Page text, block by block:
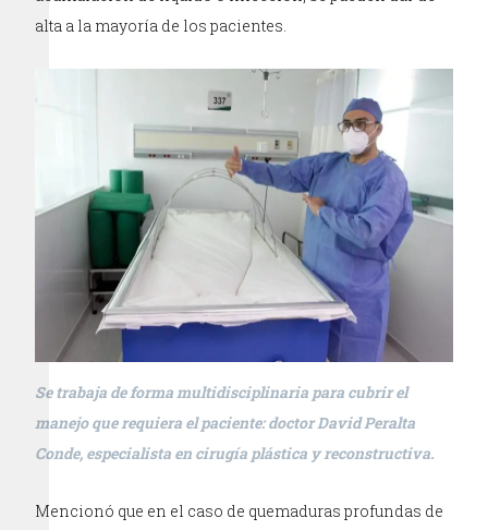
alta a la mayoría de los pacientes.
Se trabaja de forma multidisciplinaria para cubrir el
manejo que requiera el paciente: doctor David Peralta
Conde, especialista en cirugía plástica y reconstructiva.
Mencionó que en el caso de quemaduras profundas de